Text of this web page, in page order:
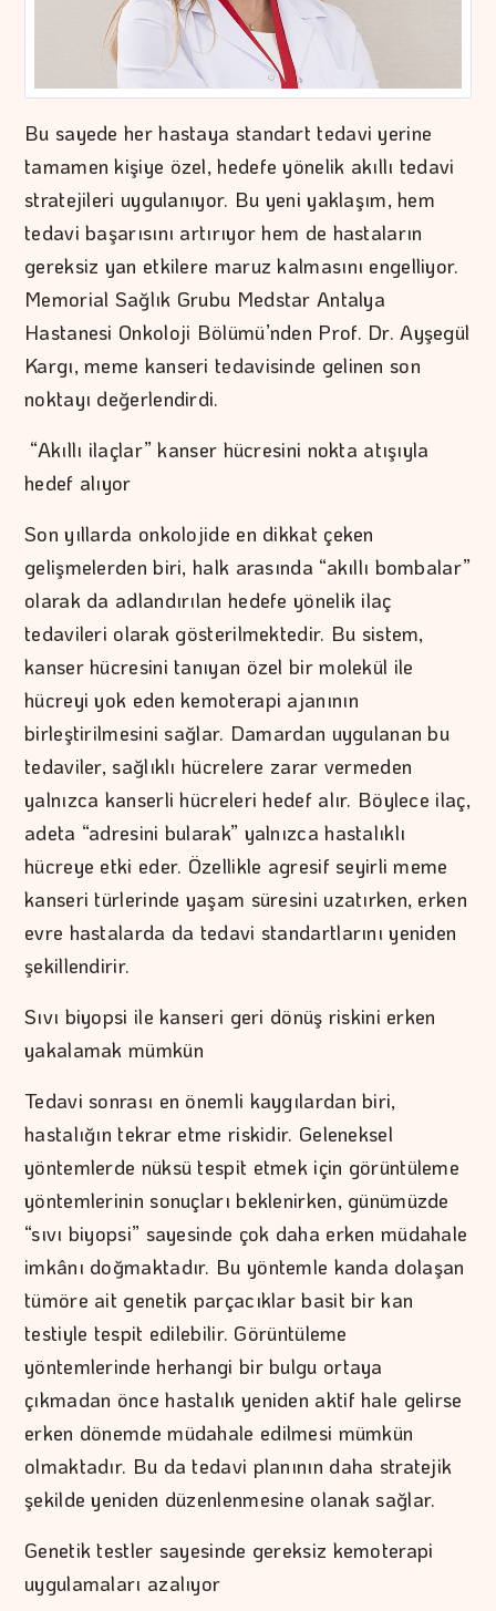
Bu sayede her hastaya standart tedavi yerine
tamamen kişiye özel, hedefe yönelik akıllı tedavi
stratejileri uygulanıyor. Bu yeni yaklaşım, hem
tedavi başarısını artırıyor hem de hastaların
gereksiz yan etkilere maruz kalmasını engelliyor.
Memorial Sağlık Grubu Medstar Antalya
Hastanesi Onkoloji Bölümü’nden Prof. Dr. Ayşegül
Kargı, meme kanseri tedavisinde gelinen son
noktayı değerlendirdi.
“Akıllı ilaçlar” kanser hücresini nokta atışıyla
hedef alıyor
Son yıllarda onkolojide en dikkat çeken
gelişmelerden biri, halk arasında “akıllı bombalar”
olarak da adlandırılan hedefe yönelik ilaç
tedavileri olarak gösterilmektedir. Bu sistem,
kanser hücresini tanıyan özel bir molekül ile
hücreyi yok eden kemoterapi ajanının
birleştirilmesini sağlar. Damardan uygulanan bu
tedaviler, sağlıklı hücrelere zarar vermeden
yalnızca kanserli hücreleri hedef alır. Böylece ilaç,
adeta “adresini bularak” yalnızca hastalıklı
hücreye etki eder. Özellikle agresif seyirli meme
kanseri türlerinde yaşam süresini uzatırken, erken
evre hastalarda da tedavi standartlarını yeniden
şekillendirir.
Sıvı biyopsi ile kanseri geri dönüş riskini erken
yakalamak mümkün
Tedavi sonrası en önemli kaygılardan biri,
hastalığın tekrar etme riskidir. Geleneksel
yöntemlerde nüksü tespit etmek için görüntüleme
yöntemlerinin sonuçları beklenirken, günümüzde
“sıvı biyopsi” sayesinde çok daha erken müdahale
imkânı doğmaktadır. Bu yöntemle kanda dolaşan
tümöre ait genetik parçacıklar basit bir kan
testiyle tespit edilebilir. Görüntüleme
yöntemlerinde herhangi bir bulgu ortaya
çıkmadan önce hastalık yeniden aktif hale gelirse
erken dönemde müdahale edilmesi mümkün
olmaktadır. Bu da tedavi planının daha stratejik
şekilde yeniden düzenlenmesine olanak sağlar.
Genetik testler sayesinde gereksiz kemoterapi
uygulamaları azalıyor